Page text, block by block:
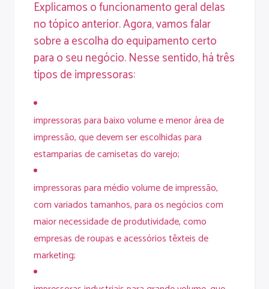
Explicamos o funcionamento geral delas
no tópico anterior. Agora, vamos falar
sobre a escolha do equipamento certo
para o seu negócio. Nesse sentido, há três
tipos de impressoras:
impressoras para baixo volume e menor área de
impressão, que devem ser escolhidas para
estamparias de camisetas do varejo;
impressoras para médio volume de impressão,
com variados tamanhos, para os negócios com
maior necessidade de produtividade, como
empresas de roupas e acessórios têxteis de
marketing;